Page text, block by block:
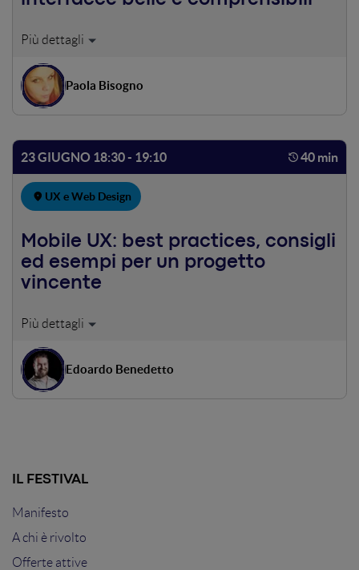
In fondo tutti quelli che si occupano (o vorrebbero
primario: non far arrabbiare l'utente. E sapete quando
l'utente prova fastidio? Quando riflette troppo. Quando
deve imparare. Quando si sente confuso. In questo speech
super-fighe e moderne, dimenticano quali sono i principi
di base, appesantendo il carico cognitivo dell'utente e, di
conseguenza, funzionando di meno. Se anche Apple è
prodotti, forse è arrivato il momento di fare una sana
ripassata?
Paola Bisogno
23 GIUGNO 18:30 - 19:10 40 min
UX e Web Design
Mobile UX: best practices, consigli
ed esempi per un progetto
vincente
Mettere al centro l'esperienza utente sul mobile non
qualcosa che appare sul desktop. Significa entrare in
un'ottica completamente differente. Attraverso lo studio
delle best practices, di consigli mirati e di esempi vincenti
Edoardo Benedetto
IL FESTIVAL
Manifesto
A chi è rivolto
Offerte attive